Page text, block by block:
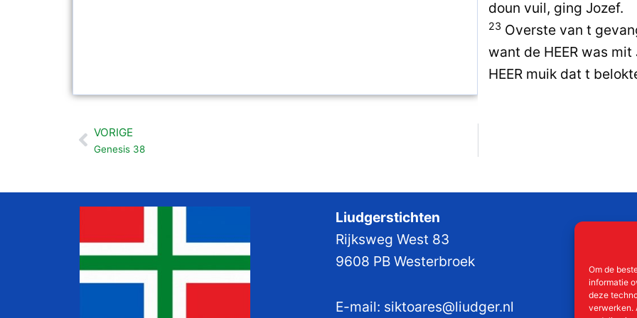
Om de
informatie
deze
verwerken.
doun vuil, ging Jozef.
23 Overste van t
want de HEER was
HEER muik dat t
Vorige
VORIGE
Genesis 38
Liudgerstichten
Rijksweg West 83
9608 PB Westerbroek
E-mail: siktoares@liudger.nl